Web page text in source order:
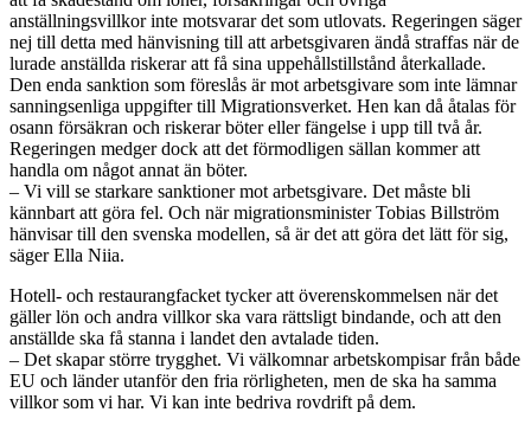
anställningsvillkor inte motsvarar det som utlovats. Regeringen säger
nej till detta med hänvisning till att arbetsgivaren ändå straffas när de
lurade anställda riskerar att få sina uppehållstillstånd återkallade.
Den enda sanktion som föreslås är mot arbetsgivare som inte lämnar
sanningsenliga uppgifter till Migrationsverket. Hen kan då åtalas för
osann försäkran och riskerar böter eller fängelse i upp till två år.
Regeringen medger dock att det förmodligen sällan kommer att
handla om något annat än böter.
– Vi vill se starkare sanktioner mot arbetsgivare. Det måste bli
kännbart att göra fel. Och när migrationsminister Tobias Billström
hänvisar till den svenska modellen, så är det att göra det lätt för sig,
säger Ella Niia.
Hotell- och restaurangfacket tycker att överenskommelsen när det
gäller lön och andra villkor ska vara rättsligt bindande, och att den
anställde ska få stanna i landet den avtalade tiden.
– Det skapar större trygghet. Vi välkomnar arbetskompisar från både
EU och länder utanför den fria rörligheten, men de ska ha samma
villkor som vi har. Vi kan inte bedriva rovdrift på dem.